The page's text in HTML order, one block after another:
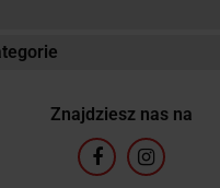
Znajdziesz nas na